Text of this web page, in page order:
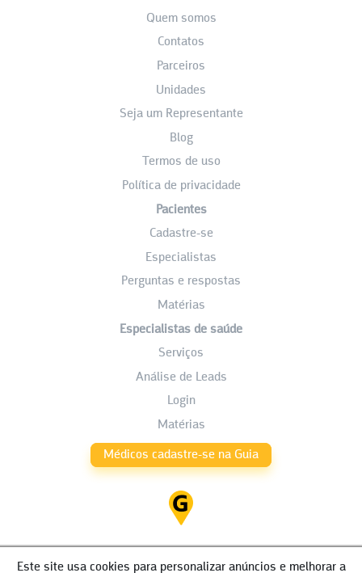
Quem somos
Contatos
Parceiros
Unidades
Seja um Representante
Blog
Termos de uso
Política de privacidade
Pacientes
Cadastre-se
Especialistas
Perguntas e respostas
Matérias
Especialistas de saúde
Serviços
Análise de Leads
Login
Matérias
Médicos cadastre-se na Guia
Este site usa cookies para personalizar anúncios e melhorar a